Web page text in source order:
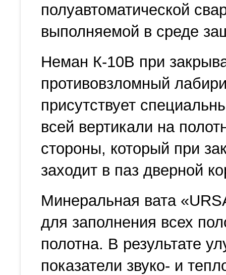
полуавтоматической
выполняемой в среде
Неман К-10В при
противовзломный
присутствует
всей вертикали на
стороны, который при
заходит в паз дверной
Минеральная вата
для заполнения всех
полотна. В результате
показатели звуко- и